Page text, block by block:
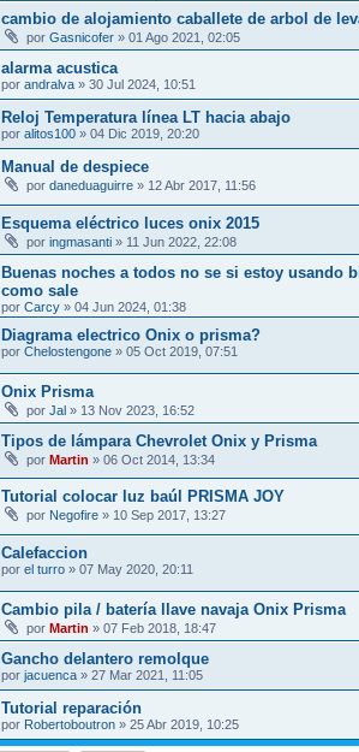
cambio de alojamiento caballete de arbol de
por Gasnicofer » 01 Ago 2021, 02:05
alarma acustica
por andralva » 30 Jul 2024, 10:51
Reloj Temperatura línea LT hacia abajo
por alitos100 » 04 Dic 2019, 20:20
Manual de despiece
por daneduaguirre » 12 Abr 2017, 11:56
Esquema eléctrico luces onix 2015
por ingmasanti » 11 Jun 2022, 22:08
Buenas noches a todos no se si estoy
como sale
por Carcy » 04 Jun 2024, 01:38
Diagrama electrico Onix o prisma?
por Chelostengone » 05 Oct 2019, 07:51
Onix Prisma
por Jal » 13 Nov 2023, 16:52
Tipos de lámpara Chevrolet Onix y Prisma
por Martin » 06 Oct 2014, 13:34
Tutorial colocar luz baúl PRISMA JOY
por Negofire » 10 Sep 2017, 13:27
Calefaccion
por el turro » 07 May 2020, 20:11
Cambio pila / batería llave navaja Onix Prisma
por Martin » 07 Feb 2018, 18:47
Gancho delantero remolque
por jacuenca » 27 Mar 2021, 11:05
Tutorial reparación
por Robertoboutron » 25 Abr 2019, 10:25